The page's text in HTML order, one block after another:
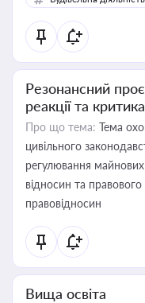
Резонансний
реакції та критика
Про що тема: Тема
цивільного
регулювання
відносин та правового
правовідносин
Вища освіта